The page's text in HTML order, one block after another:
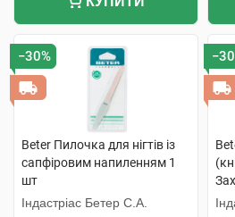
−30%
Beter Пилочка для нігтів із
сапфіровим напиленням 1
шт
Індастріас Бетер С.А.